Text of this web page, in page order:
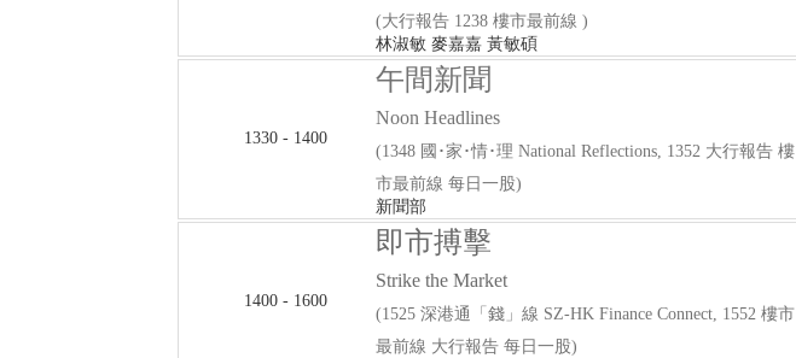
(大行報告 1238 樓市最前線 )
林淑敏 麥嘉嘉 黃敏碩
1330 - 1400
午間新聞
Noon Headlines
(1348 國･家･情･理 National Reflections, 1352 大行報告 樓
市最前線 每日一股)
新聞部
1400 - 1600
即市搏擊
Strike the Market
(1525 深港通「錢」線 SZ-HK Finance Connect, 1552 樓市
最前線 大行報告 每日一股)